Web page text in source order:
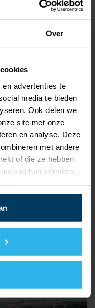
Over
advertenties te
media te bieden
Ook delen we
site met onze
en analyse. Deze
met andere
of die ze hebben
van hun services.
eisen. Modules
in de BBL.
van UMBS rollen
van de band
én de
deze werkwijze
verkort.
omdat de
omstandigheden in